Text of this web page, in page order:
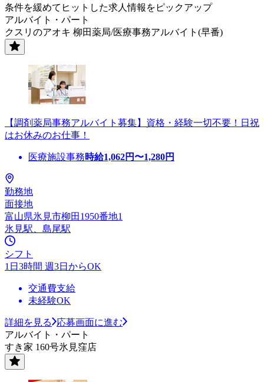
条件を緩めてヒットした求人情報をピックアップ
アルバイト・パート
クスリのアオキ 柳田薬局/医療事務アルバイト(早番)
【調剤薬局事務アルバイト募集】資格・経験一切不要！日祝
はお休みのお仕事！
医療施設事務時給1,062円〜1,280円
勤務地
面接地
富山県氷見市柳田1950番地1
氷見駅、島尾駅
シフト
1日3時間 週3日からOK
交通費支給
未経験OK
詳細を見る
応募画面に進む
アルバイト・パート
すき家 160号氷見窪店